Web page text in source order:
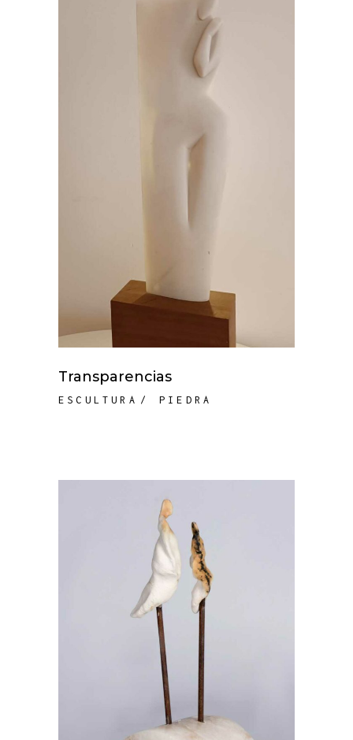
Transparencias
ESCULTURA PIEDRA